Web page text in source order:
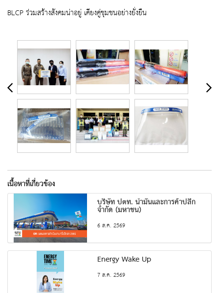
BLCP ร่วมสร้างสังคมน่าอยู่ เคียงคู่ชุมชนอย่างยั่งยืน
เนื้อหาที่เกี่ยวข้อง
บริษัท ปตท. น้ำมันและการค้าปลีก
จำกัด (มหาชน)
6 ส.ค. 2569
Energy Wake Up
7 ส.ค. 2569